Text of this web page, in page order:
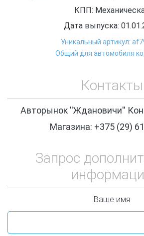
КПП:
Дата выпуска:
Уникальный артикул:
Общий для автомобиля
Контакты
Авторынок ''Ждановичи''
Магазина: +375 (29)
Запрос
Ваше имя